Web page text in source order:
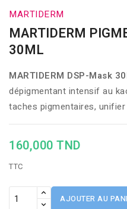
MARTIDERM
MARTIDERM
30ML
MARTIDERM DSP-Mask
dépigmentant intensif au
taches pigmentaires,
160,000 TND
TTC
AJOUTER AU